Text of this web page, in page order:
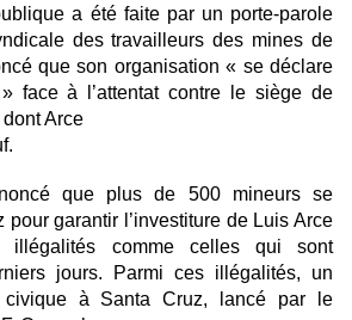
a été faite par un porte-parole
des travailleurs des mines de
que son organisation « se déclare
face à l’attentat contre le siège de
Arce
que plus de 500 mineurs se
pour garantir l’investiture de Luis Arce
illégalités comme celles qui sont
jours. Parmi ces illégalités, un
à Santa Cruz, lancé par le